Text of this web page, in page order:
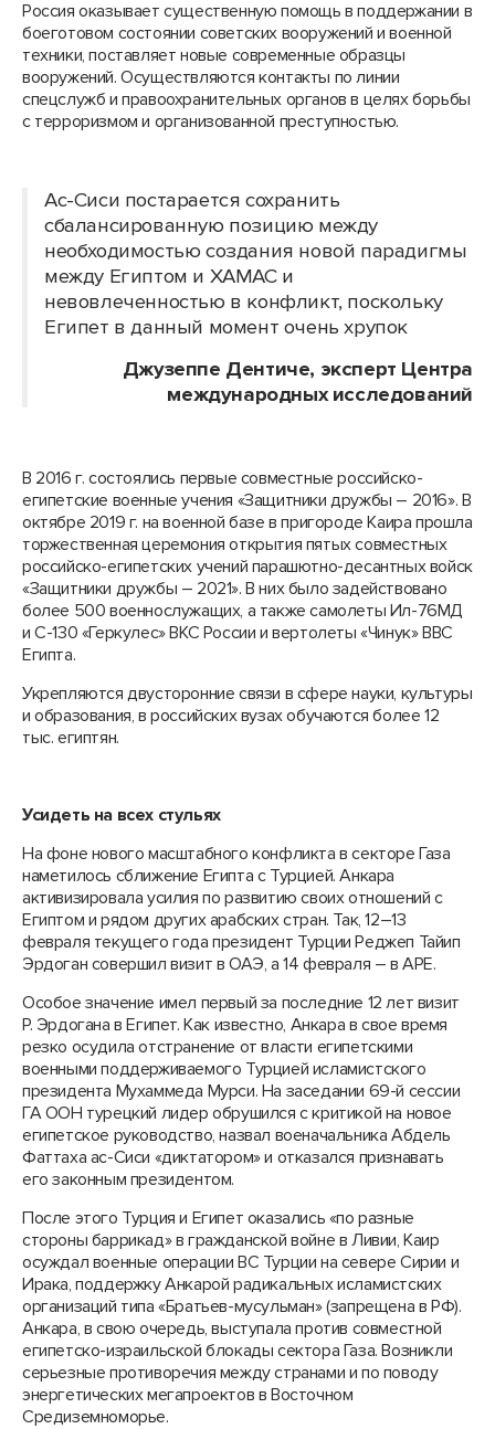
Россия оказывает существенную помощь в поддержании в
боеготовом состоянии советских вооружений и военной
техники, поставляет новые современные образцы
вооружений. Осуществляются контакты по линии
спецслужб и правоохранительных органов в целях борьбы
с терроризмом и организованной преступностью.
Ас-Сиси постарается сохранить
сбалансированную позицию между
необходимостью создания новой парадигмы
между Египтом и ХАМАС и
невовлеченностью в конфликт, поскольку
Египет в данный момент очень хрупок
Джузеппе Дентиче, эксперт Центра
международных исследований
В 2016 г. состоялись первые совместные российско-
египетские военные учения «Защитники дружбы – 2016». В
октябре 2019 г. на военной базе в пригороде Каира прошла
торжественная церемония открытия пятых совместных
российско-египетских учений парашютно-десантных войск
«Защитники дружбы – 2021». В них было задействовано
более 500 военнослужащих, а также самолеты Ил-76МД
и С-130 «Геркулес» ВКС России и вертолеты «Чинук» ВВС
Египта.
Укрепляются двусторонние связи в сфере науки, культуры
и образования, в российских вузах обучаются более 12
тыс. египтян.
Усидеть на всех стульях
На фоне нового масштабного конфликта в секторе Газа
наметилось сближение Египта с Турцией. Анкара
активизировала усилия по развитию своих отношений с
Египтом и рядом других арабских стран. Так, 12–13
февраля текущего года президент Турции Реджеп Тайип
Эрдоган совершил визит в ОАЭ, а 14 февраля – в АРЕ.
Особое значение имел первый за последние 12 лет визит
Р. Эрдогана в Египет. Как известно, Анкара в свое время
резко осудила отстранение от власти египетскими
военными поддерживаемого Турцией исламистского
президента Мухаммеда Мурси. На заседании 69-й сессии
ГА ООН турецкий лидер обрушился с критикой на новое
египетское руководство, назвал военачальника Абдель
Фаттаха ас-Сиси «диктатором» и отказался признавать
его законным президентом.
После этого Турция и Египет оказались «по разные
стороны баррикад» в гражданской войне в Ливии, Каир
осуждал военные операции ВС Турции на севере Сирии и
Ирака, поддержку Анкарой радикальных исламистских
организаций типа «Братьев-мусульман» (запрещена в РФ).
Анкара, в свою очередь, выступала против совместной
египетско-израильской блокады сектора Газа. Возникли
серьезные противоречия между странами и по поводу
энергетических мегапроектов в Восточном
Средиземноморье.